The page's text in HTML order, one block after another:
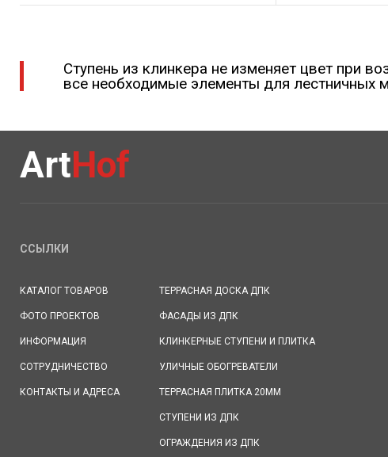
Ступень из клинкера не изменяет цвет при
все необходимые элементы для
ArtHof
ССЫЛКИ
КАТАЛОГ ТОВАРОВ
ФОТО ПРОЕКТОВ
ИНФОРМАЦИЯ
СОТРУДНИЧЕСТВО
КОНТАКТЫ И АДРЕСА
ТЕРРАСНАЯ ДОСКА ДПК
ФАСАДЫ ИЗ ДПК
КЛИНКЕРНЫЕ СТУПЕНИ И ПЛИТКА
УЛИЧНЫЕ ОБОГРЕВАТЕЛИ
ТЕРРАСНАЯ ПЛИТКА 20ММ
СТУПЕНИ ИЗ ДПК
ОГРАЖДЕНИЯ ИЗ ДПК